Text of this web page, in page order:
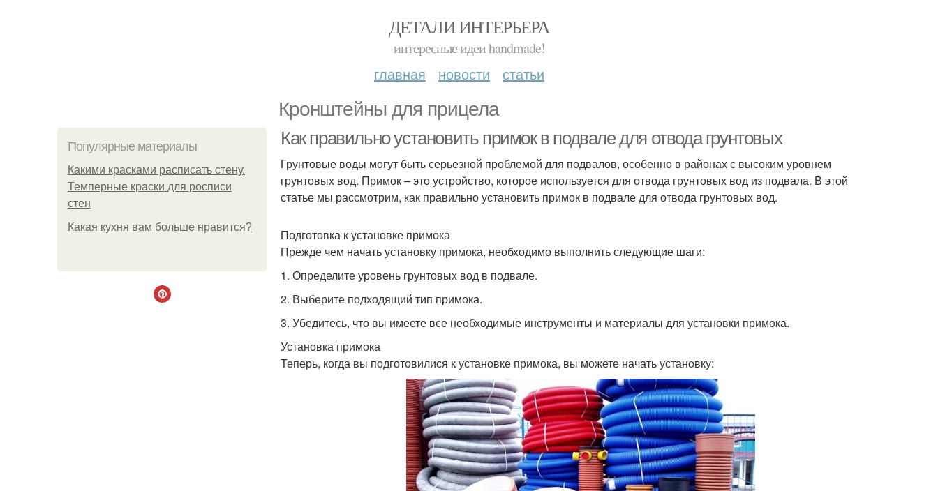
ДЕТАЛИ ИНТЕРЬЕРА
интересные идеи handmade!
главная новости статьи
Кронштейны для прицела
Популярные материалы
Какими красками расписать стену.
Темперные краски для росписи
стен
Какая кухня вам больше нравится?
Как правильно установить примок в подвале для отвода грунтовых
Грунтовые воды могут быть серьезной проблемой для подвалов, особенно в районах с высоким уровнем
грунтовых вод. Примок – это устройство, которое используется для отвода грунтовых вод из подвала. В этой
статье мы рассмотрим, как правильно установить примок в подвале для отвода грунтовых вод.
Подготовка к установке примока
Прежде чем начать установку примока, необходимо выполнить следующие шаги:
1. Определите уровень грунтовых вод в подвале.
2. Выберите подходящий тип примока.
3. Убедитесь, что вы имеете все необходимые инструменты и материалы для установки примока.
Установка примока
Теперь, когда вы подготовилися к установке примока, вы можете начать установку: